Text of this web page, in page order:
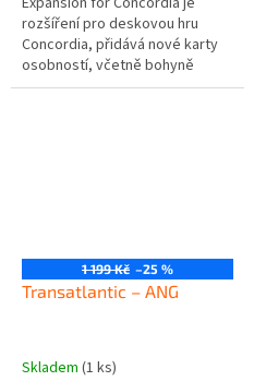
rozšíření pro deskovou hru
Concordia, přidává nové karty
osobností, včetně bohyně
Venuše. Tyto karty umožňují
1 199 Kč –25 %
Transatlantic – ANG
Skladem (1 ks)